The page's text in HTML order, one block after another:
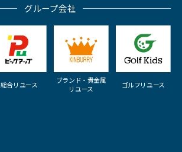
グループ会社
総合リユース
ブランド・貴金属
リユース
ゴルフリユース